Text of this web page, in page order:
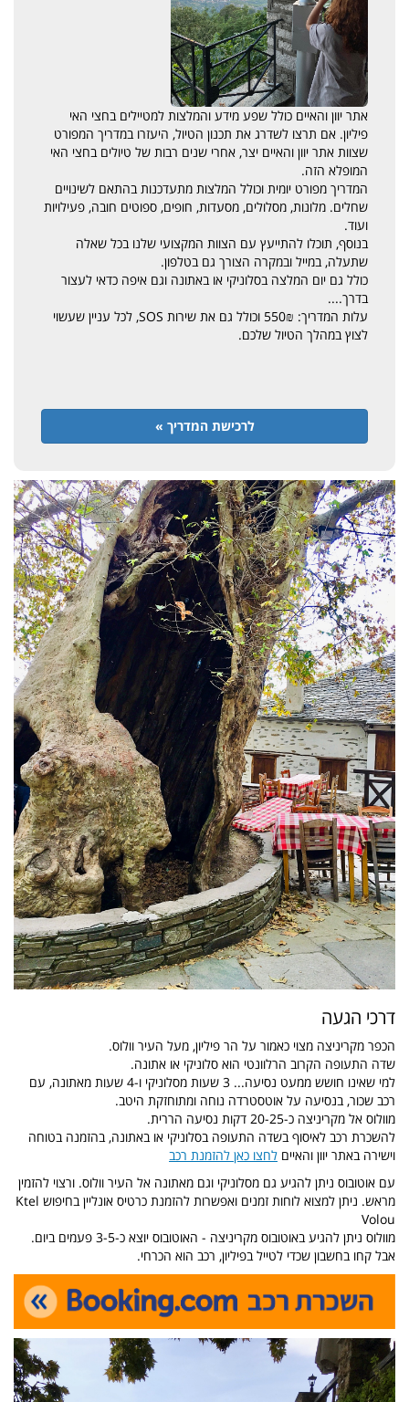
אתר יוון והאיים כולל שפע מידע והמלצות למטיילים בחצי האי
פיליון. אם תרצו לשדרג את תכנון הטיול, היעזרו במדריך המפורט
שצוות אתר יוון והאיים יצר, אחרי שנים רבות של טיולים בחצי האי
המופלא הזה.
המדריך מפורט יומית וכולל המלצות מתעדכנות בהתאם לשינויים
שחלים. מלונות, מסלולים, מסעדות, חופים, ספוטים חובה, פעילויות
ועוד.
בנוסף, תוכלו להתייעץ עם הצוות המקצועי שלנו בכל שאלה
שתעלה, במייל ובמקרה הצורך גם בטלפון.
​​​​​​​כולל גם יום המלצה בסלוניקי או באתונה וגם איפה כדאי לעצור
בדרך....
עלות המדריך: 550₪ וכולל גם את שירות SOS, לכל עניין שעשוי
לצוץ במהלך הטיול שלכם.
לרכישת המדריך »
דרכי הגעה
הכפר מקריניצה מצוי כאמור על הר פיליון, מעל העיר וולוס.
שדה התעופה הקרוב הרלוונטי הוא סלוניקי או אתונה.
למי שאינו חושש ממעט נסיעה... 3 שעות מסלוניקי ו-4 שעות מאתונה, עם
רכב שכור, בנסיעה על אוטסטרדה נוחה ומתוחזקת היטב.
מוולוס אל מקריניצה כ-20-25 דקות נסיעה הררית.
להשכרת רכב לאיסוף בשדה התעופה בסלוניקי או באתונה, בהזמנה בטוחה
וישירה באתר יוון והאיים לחצו כאן להזמנת רכב
עם אוטובוס ניתן להגיע גם מסלוניקי וגם מאתונה אל העיר וולוס. ורצוי להזמין
מראש. ניתן למצוא לוחות זמנים ואפשרות להזמנת כרטיס אונליין בחיפוש Ktel
Volou
מוולוס ניתן להגיע באוטובוס מקריניצה - האוטובוס יוצא כ-3-5 פעמים ביום.
אבל קחו בחשבון שכדי לטייל בפיליון, רכב הוא הכרחי.